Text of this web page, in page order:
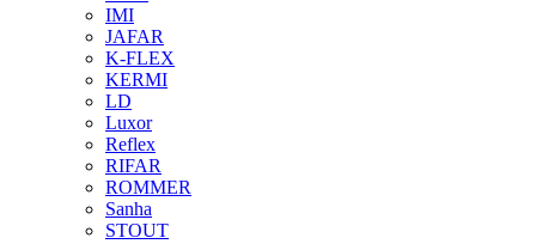
IMI
JAFAR
K-FLEX
KERMI
LD
Luxor
Reflex
RIFAR
ROMMER
Sanha
STOUT